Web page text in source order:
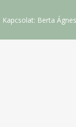
Kapcsolat: Berta